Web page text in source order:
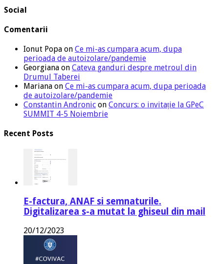
Social
Comentarii
Ionut Popa on Ce mi-as cumpara acum, dupa
perioada de autoizolare/pandemie
Georgiana on Cateva ganduri despre metroul din
Drumul Taberei
Mariana on Ce mi-as cumpara acum, dupa perioada
de autoizolare/pandemie
Constantin Andronic on Concurs: o invitație la GPeC
SUMMIT 4-5 Noiembrie
Recent Posts
E-factura, ANAF si semnaturile.
Digitalizarea s-a mutat la ghiseul din mail
20/12/2023